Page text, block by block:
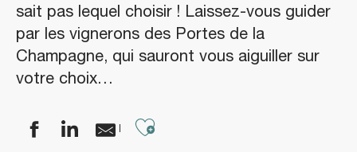
sait pas lequel choisir ! Laissez-vous guider
par les vignerons des Portes de la
Champagne, qui sauront vous aiguiller sur
votre choix…
Ajouter aux favoris